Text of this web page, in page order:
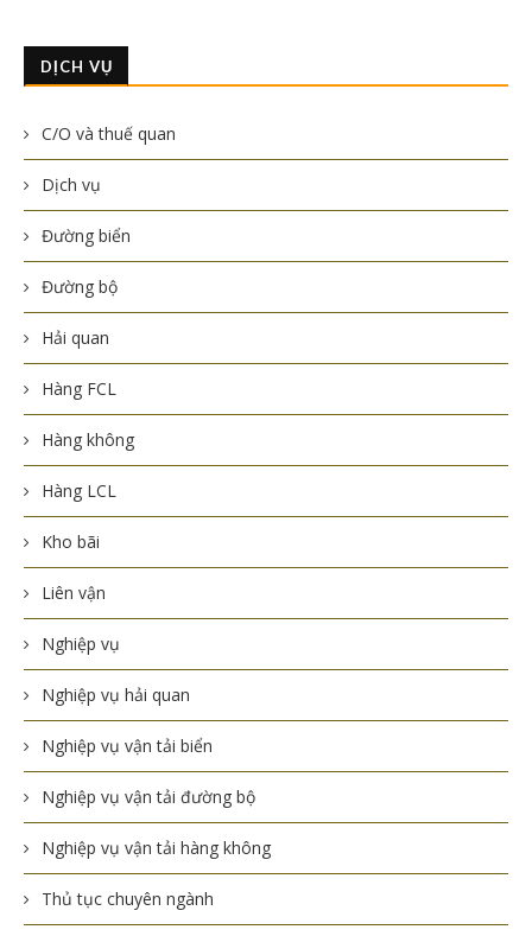
DỊCH VỤ
C/O và thuế quan
Dịch vụ
Đường biển
Đường bộ
Hải quan
Hàng FCL
Hàng không
Hàng LCL
Kho bãi
Liên vận
Nghiệp vụ
Nghiệp vụ hải quan
Nghiệp vụ vận tải biển
Nghiệp vụ vận tải đường bộ
Nghiệp vụ vận tải hàng không
Thủ tục chuyên ngành